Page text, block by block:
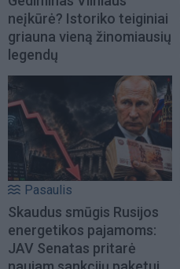
neįkūrė? Istoriko teiginiai
griauna vieną žinomiausių
legendų
Pasaulis
Skaudus smūgis Rusijos
energetikos pajamoms:
JAV Senatas pritarė